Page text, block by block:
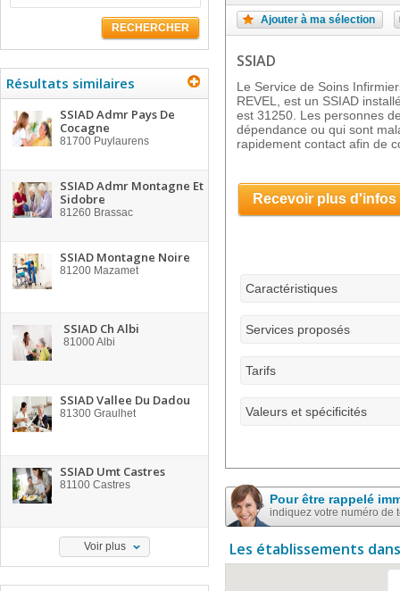
RECHERCHER
Résultats similaires
SSIAD Admr Pays De
Cocagne
81700 Puylaurens
SSIAD Admr Montagne Et
Sidobre
81260 Brassac
SSIAD Montagne Noire
81200 Mazamet
SSIAD Ch Albi
81000Albi
SSIAD Vallee Du Dadou
81300 Graulhet
SSIAD Umt Castres
81100 Castres
Voir plus
Ajouter à ma sélection
SSIAD
Le Service de Soins
REVEL, est un SSIAD
est 31250. Les personnes
dépendance ou qui sont
rapidement contact afin de
Recevoir plus d'infos
Caractéristiques
Services proposés
Tarifs
Valeurs et spécificités
Pour être rappelé
indiquez votre numéro de
Les établissements